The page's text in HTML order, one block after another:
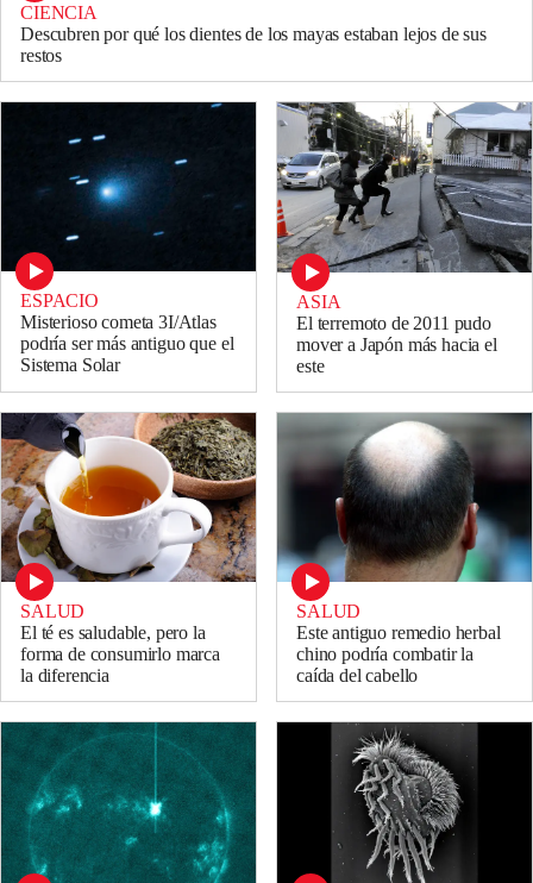
CIENCIA
Descubren por qué los dientes de los mayas estaban lejos de sus
restos
ESPACIO
Misterioso cometa 3I/Atlas
podría ser más antiguo que el
Sistema Solar
ASIA
El terremoto de 2011 pudo
mover a Japón más hacia el
este
SALUD
El té es saludable, pero la
forma de consumirlo marca
la diferencia
SALUD
Este antiguo remedio herbal
chino podría combatir la
caída del cabello